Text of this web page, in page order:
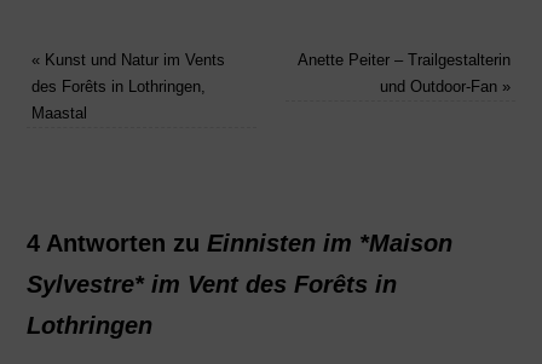
«Kunst und Natur im Vents
des Forêts in Lothringen,
Maastal
Anette Peiter – Trailgestalterin
und Outdoor-Fan »
4 Antworten zu Einnisten im *Maison
Sylvestre* im Vent des Forêts in
Lothringen